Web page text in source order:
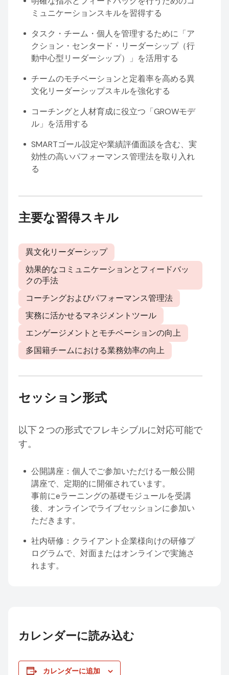
ミュニケーションスキルを習得する
タスク・チーム・個人を管理するために「ア
クション・センタード・リーダーシップ（行
動中心型リーダーシップ）」を活用する
チームのモチベーションと定着率を高める異
文化リーダーシップスキルを強化する
コーチングと人材育成に役立つ「GROWモデ
ル」を活用する
SMARTゴール設定や業績評価面談を含む、実
効性の高いパフォーマンス管理法を取り入れ
る
主要な習得スキル
異文化リーダーシップ
効果的なコミュニケーションとフィードバッ
クの手法
コーチングおよびパフォーマンス管理法
実務に活かせるマネジメントツール
エンゲージメントとモチベーションの向上
多国籍チームにおける業務効率の向上
セッション形式
以下２つの形式でフレキシブルに対応可能で
す。
公開講座：個人でご参加いただける一般公開
講座で、定期的に開催されています。
事前にeラーニングの基礎モジュールを受講
後、オンラインでライブセッションに参加い
ただきます。
社内研修：クライアント企業様向けの研修プ
ログラムで、対面またはオンラインで実施さ
れます。
カレンダーに読み込む
カレンダーに追加